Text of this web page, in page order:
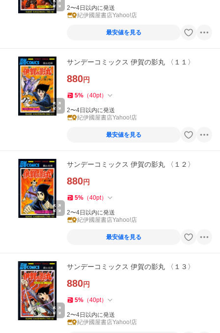
2〜4日以内に発送
紀伊國屋書店Yahoo!店
最安値を見る
サンデーコミックス 伊賀の影丸 〈１１〉
880円
5% （40pt）
2〜4日以内に発送
紀伊國屋書店Yahoo!店
最安値を見る
サンデーコミックス 伊賀の影丸 〈１２〉
880円
5% （40pt）
2〜4日以内に発送
紀伊國屋書店Yahoo!店
最安値を見る
サンデーコミックス 伊賀の影丸 〈１３〉
880円
5% （40pt）
2〜4日以内に発送
紀伊國屋書店Yahoo!店